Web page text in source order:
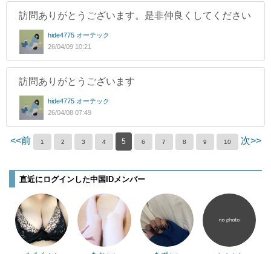
訪問ありがとうございます。是非仲良くしてください
hide4775 オーテック
26/04/09 10:21
訪問ありがとうございます
hide4775 オーテック
26/04/08 07:49
<<前 1 2 3 4 5 6 7 8 9 10 次>>
直近にログインした中国IDメンバー